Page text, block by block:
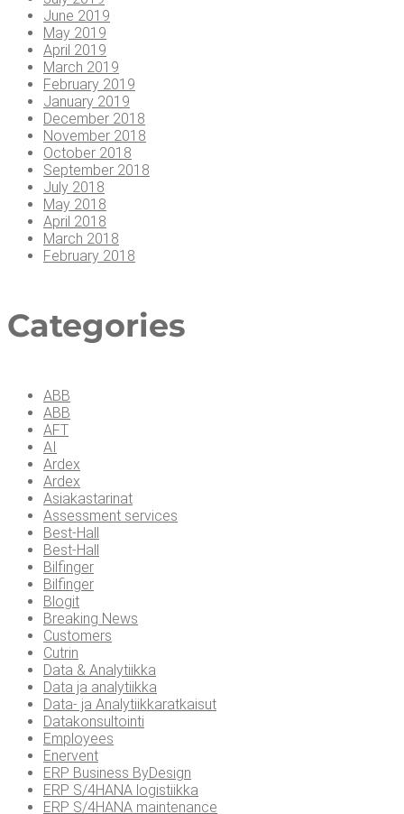
June 2019
May 2019
April 2019
March 2019
February 2019
January 2019
December 2018
November 2018
October 2018
September 2018
July 2018
May 2018
April 2018
March 2018
February 2018
Cate­go­ries
ABB
ABB
AFT
AI
Ardex
Ardex
Asiakastarinat
Assessment services
Best-Hall
Best-Hall
Bilfinger
Bilfinger
Blogit
Breaking News
Customers
Cutrin
Data & Analytiikka
Data ja analytiikka
Data- ja Analytiikkaratkaisut
Datakonsultointi
Employees
Enervent
ERP Business ByDesign
ERP S/4HANA logistiikka
ERP S/4HANA maintenance